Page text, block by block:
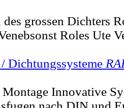
grossen Dichters
Roles Ute
Dichtungssysteme
Innovative